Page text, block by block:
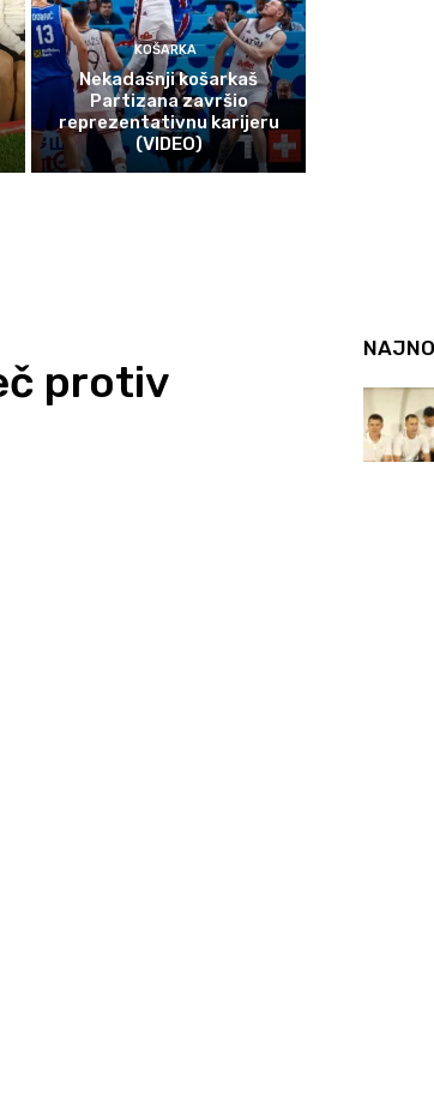
KOŠARKA
Nekadašnji košarkaš
Partizana završio
reprezentativnu karijeru
(VIDEO)